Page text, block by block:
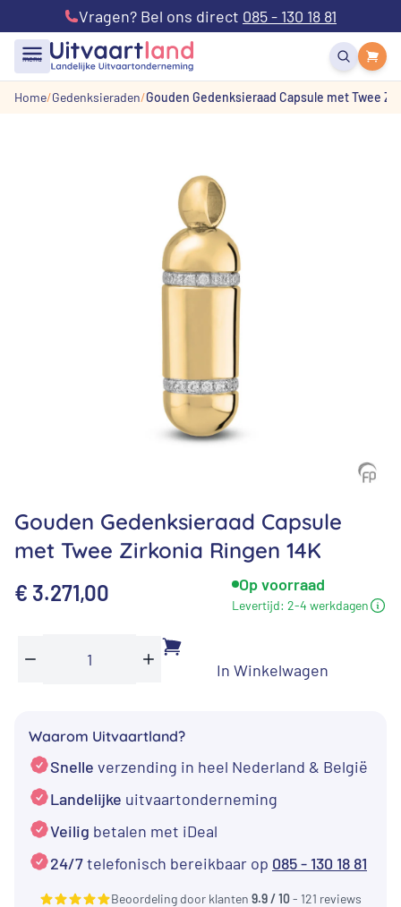
Vragen? Bel ons direct 085 - 130 18 81
menu
Home Gedenksieraden Gouden Gedenksieraad Capsule met Twee
Gouden Gedenksieraad Capsule
met Twee Zirkonia Ringen 14K
€ 3.271,00 Op voorraad
Levertijd: 2-4 werkdagen
met
Twee
Zirkonia
Ringen
aantal
In Winkelwagen
Waarom Uitvaartland?
Snelle verzending in heel Nederland & België
Landelijke uitvaartonderneming
Veilig betalen met iDeal
24/7telefonisch bereikbaar op 085 - 130 18 81
Beoordeling door klanten 9.9 / 10- 121 reviews